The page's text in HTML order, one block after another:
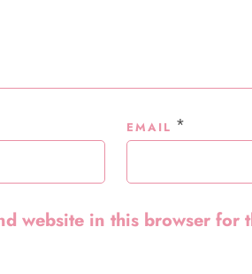
EMAIL *
website in this browser for